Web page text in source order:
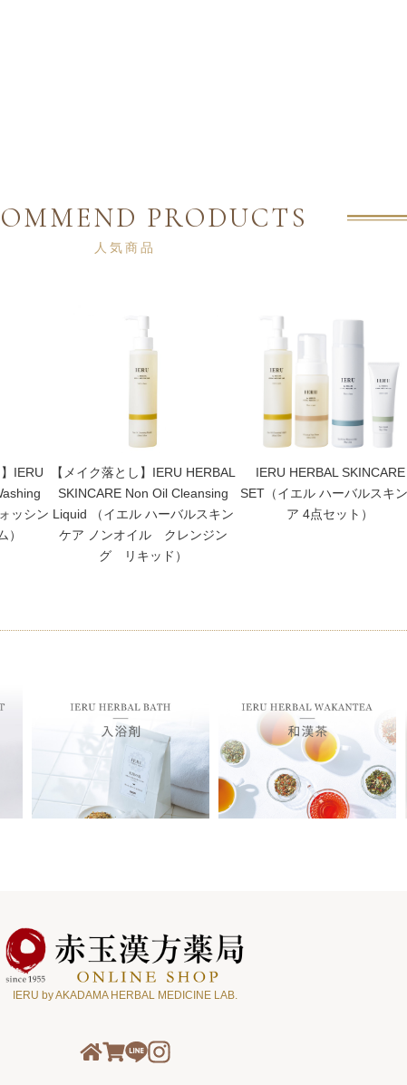
PRODUCTS
人気商品
IERU
ッシン
）
【メイク落とし】IERU HERBAL
SKINCARE Non Oil Cleansing
Liquid （イエル ハーバルスキン
ケア ノンオイル クレンジン
グ リキッド）
IERU HERBAL SKINCARE
SET（イエル ハーバルスキ
ア 4点セット）
IERU by AKADAMA HERBAL MEDICINE LAB.